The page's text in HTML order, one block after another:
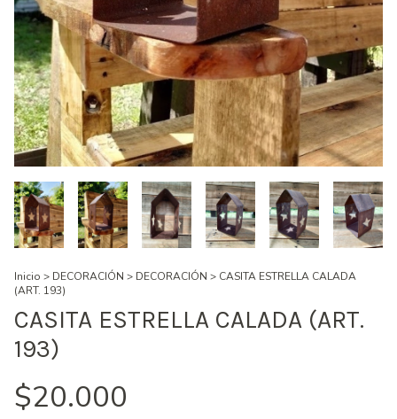
Inicio > DECORACIÓN > DECORACIÓN > CASITA ESTRELLA CALADA
(ART. 193)
CASITA ESTRELLA CALADA (ART.
193)
$20.000